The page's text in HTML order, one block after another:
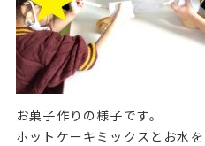
お菓子作りの様子です。
ホットケーキミックスとお水